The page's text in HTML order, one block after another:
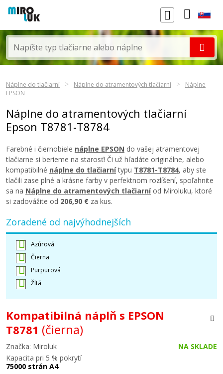
Náplne do tlačiarní Náplne do atramentových tlačiarní
Náplne
EPSON
Náplne do atramentových tlačiarní
Epson T8781-T8784
Farebné i čiernobiele náplne EPSON do vašej atramentovej
tlačiarne si berieme na starosť! Či už hľadáte originálne, alebo
kompatibilné náplne do tlačiarnítypu T8781-T8784, aby ste
tlačili zase plné a krásne farby v perfektnom rozlíšení, spoľahnite
sa na Náplne do atramentových tlačiarníod Miroluku, ktoré
si zadovážite od 206,90 € za kus.
Zoradené od najvýhodnejších
Azúrová
Čierna
Purpurová
Žltá
Kompatibilná náplň s EPSON
T8781 (čierna)
Značka: Miroluk
NA SKLADE
Kapacita pri 5 % pokrytí
75000 strán A4